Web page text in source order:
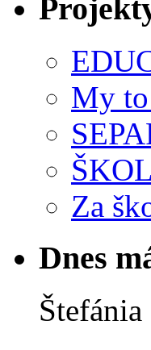
My
Za
Dnes
Štefánia